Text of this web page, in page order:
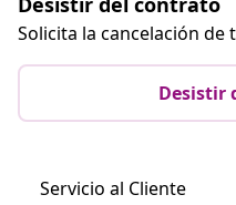
Solicita la cancelación de
Desistir
Servicio al Cliente